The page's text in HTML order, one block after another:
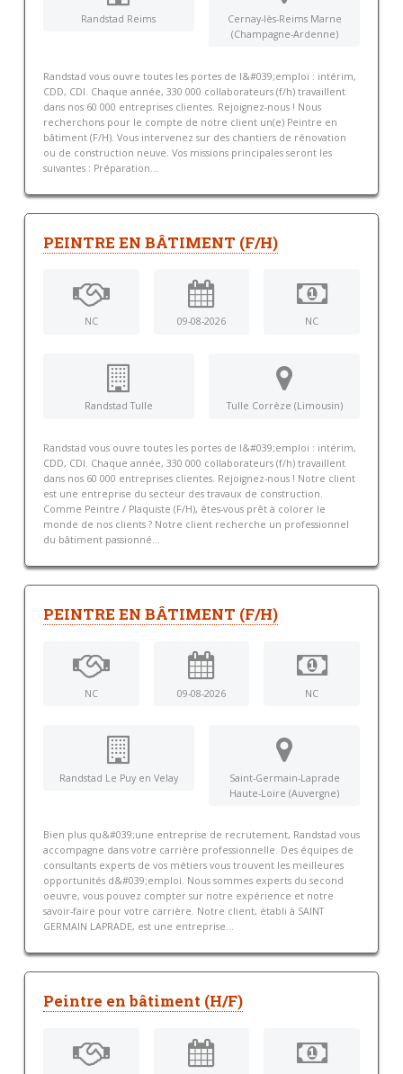
Randstad Reims
Cernay-lès-Reims Marne
(Champagne-Ardenne)
Randstad vous ouvre toutes les portes de l&#039;emploi : intérim,
CDD, CDI. Chaque année, 330 000 collaborateurs (f/h) travaillent
dans nos 60 000 entreprises clientes. Rejoignez-nous ! Nous
recherchons pour le compte de notre client un(e) Peintre en
bâtiment (F/H). Vous intervenez sur des chantiers de rénovation
ou de construction neuve. Vos missions principales seront les
suivantes : Préparation...
PEINTRE EN BÂTIMENT (F/H)
NC 09-08-2026 NC
Randstad Tulle Tulle Corrèze (Limousin)
Randstad vous ouvre toutes les portes de l&#039;emploi : intérim,
CDD, CDI. Chaque année, 330 000 collaborateurs (f/h) travaillent
dans nos 60 000 entreprises clientes. Rejoignez-nous ! Notre client
est une entreprise du secteur des travaux de construction.
Comme Peintre / Plaquiste (F/H), êtes-vous prêt à colorer le
monde de nos clients ? Notre client recherche un professionnel
du bâtiment passionné...
PEINTRE EN BÂTIMENT (F/H)
NC 09-08-2026 NC
Randstad Le Puy en Velay
Saint-Germain-Laprade
Haute-Loire (Auvergne)
Bien plus qu&#039;une entreprise de recrutement, Randstad vous
accompagne dans votre carrière professionnelle. Des équipes de
consultants experts de vos métiers vous trouvent les meilleures
opportunités d&#039;emploi. Nous sommes experts du second
oeuvre, vous pouvez compter sur notre expérience et notre
savoir-faire pour votre carrière. Notre client, établi à SAINT
GERMAIN LAPRADE, est une entreprise...
Peintre en bâtiment (H/F)